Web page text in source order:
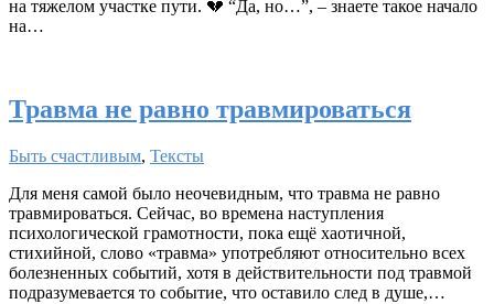
на тяжелом участке пути. 💔 “Да, но…”, – знаете такое начало
на…
Травма не равно травмироваться
Быть счастливым, Тексты
Для меня самой было неочевидным, что травма не равно
травмироваться. Сейчас, во времена наступления
психологической грамотности, пока ещё хаотичной,
стихийной, слово «травма» употребляют относительно всех
болезненных событий, хотя в действительности под травмой
подразумевается то событие, что оставило след в душе,…